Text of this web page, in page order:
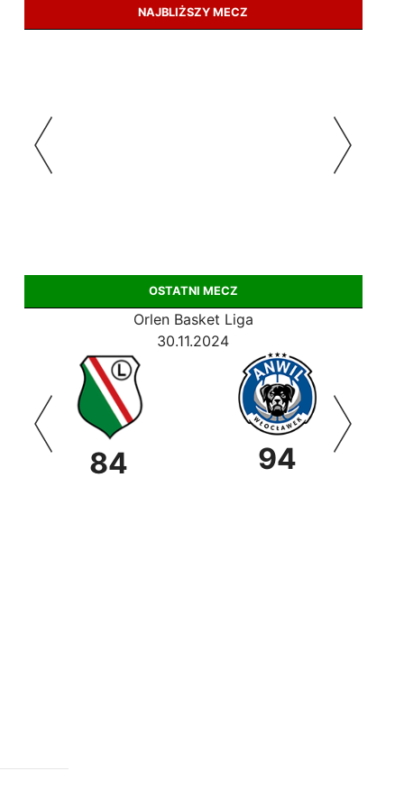
NAJBLIŻSZY MECZ
OSTATNI MECZ
Orlen Basket Liga
30.11.2024
84 94